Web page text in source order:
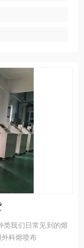
类我们日常见到的熔
科熔喷布